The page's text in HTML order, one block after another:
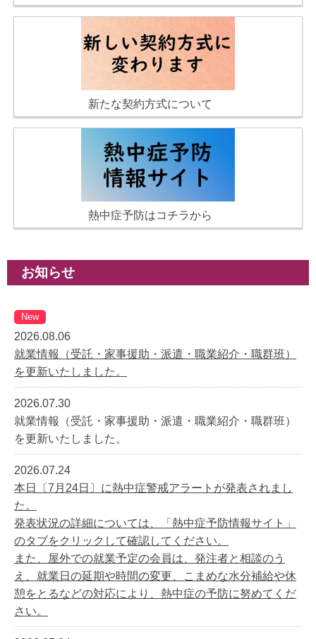
新たな契約方式について
熱中症予防はコチラから
お知らせ
New
2026.08.06
就業情報（受託・家事援助・派遣・職業紹介・職群班）
を更新いたしました。
2026.07.30
就業情報（受託・家事援助・派遣・職業紹介・職群班）
を更新いたしました。
2026.07.24
本日〔7月24日〕に熱中症警戒アラートが発表されまし
た。
発表状況の詳細については、「熱中症予防情報サイト」
のタブをクリックして確認してください。
また、屋外での就業予定の会員は、発注者と相談のう
え、就業日の延期や時間の変更、こまめな水分補給や休
憩をとるなどの対応により、熱中症の予防に努めてくだ
さい。